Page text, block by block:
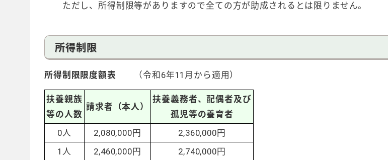
ただし、所得制限等がありますので全ての方が助成されるとは限りません。
所得制限
所得制限限度額表 （令和6年11月から適用）
扶養親族
等の人数
請求者（本人）
扶養義務者、配偶者及び
孤児等の養育者
0人
2,080,000円
2,360,000円
1人
2,460,000円
2,740,000円